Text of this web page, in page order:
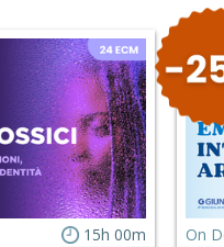
15h 00m On